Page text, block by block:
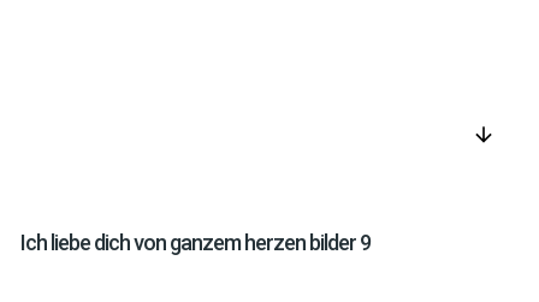
arrow_downward
Ich liebe dich von ganzem herzen bilder 9